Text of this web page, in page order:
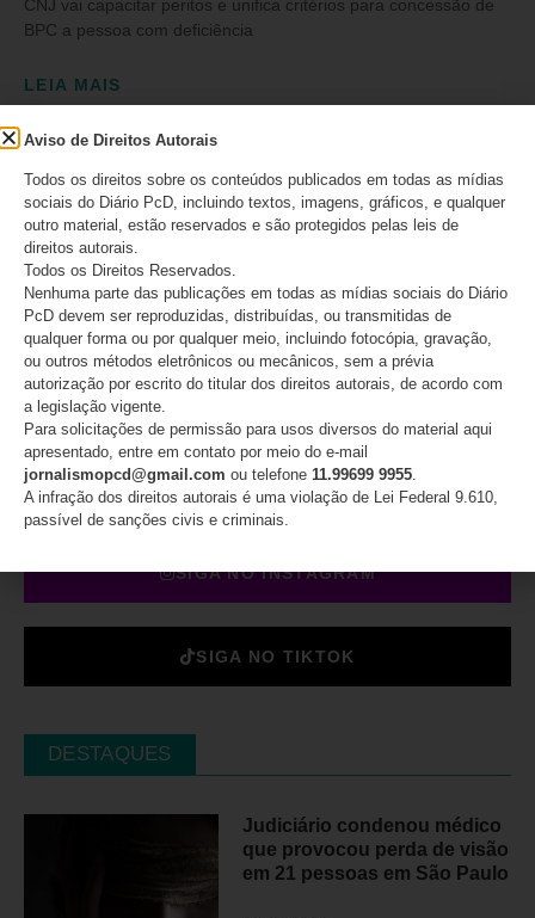
CNJ vai capacitar peritos e unifica critérios para concessão de
BPC a pessoa com deficiência
LEIA MAIS
04/08/2025 Nenhum comentário
SIGA
INSCREVA-SE EM NOSSO CANAL
CURTA NO FACEBOOK
SIGA NO INSTAGRAM
SIGA NO TIKTOK
DESTAQUES
Judiciário condenou médico
que provocou perda de visão
em 21 pessoas em São Paulo
Aviso de Direitos Autorais
Todos os direitos sobre os conteúdos publicados em todas as mídias
sociais do Diário PcD, incluindo textos, imagens, gráficos, e qualquer
outro material, estão reservados e são protegidos pelas leis de
direitos autorais.
Todos os Direitos Reservados.
Nenhuma parte das publicações em todas as mídias sociais do Diário
PcD devem ser reproduzidas, distribuídas, ou transmitidas de
qualquer forma ou por qualquer meio, incluindo fotocópia, gravação,
ou outros métodos eletrônicos ou mecânicos, sem a prévia
autorização por escrito do titular dos direitos autorais, de acordo com
a legislação vigente.
Para solicitações de permissão para usos diversos do material aqui
apresentado, entre em contato por meio do e-mail
jornalismopcd@gmail.com ou telefone 11.99699 9955.
A infração dos direitos autorais é uma violação de Lei Federal 9.610,
passível de sanções civis e criminais.